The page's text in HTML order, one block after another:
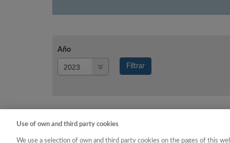
Año
Filtrar
Año
Use of own and third party cookies
We use a selection of own and third party cookies on the pages of this